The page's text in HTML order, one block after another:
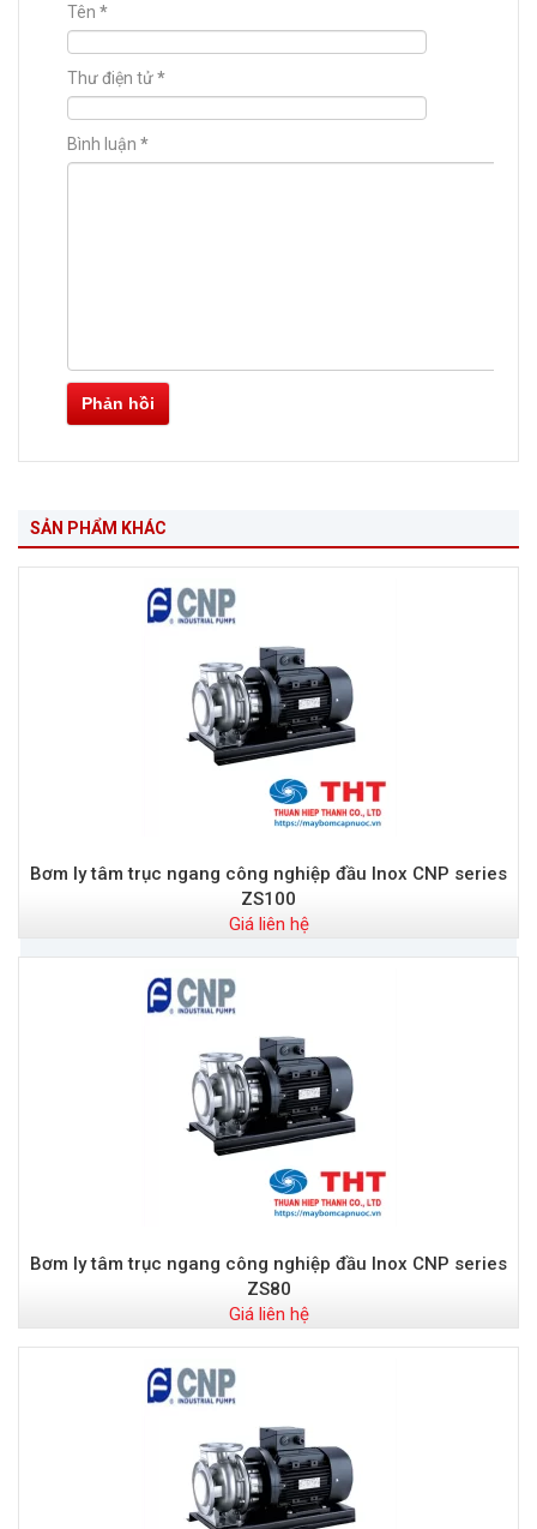
Tên *
Thư điện tử*
Bình luận *
Phản hồi
SẢN PHẨM KHÁC
Bơm ly tâm trục ngang công nghiệp đầu Inox CNP series
ZS100
Giá liên hệ
Bơm ly tâm trục ngang công nghiệp đầu Inox CNP series
ZS80
Giá liên hệ